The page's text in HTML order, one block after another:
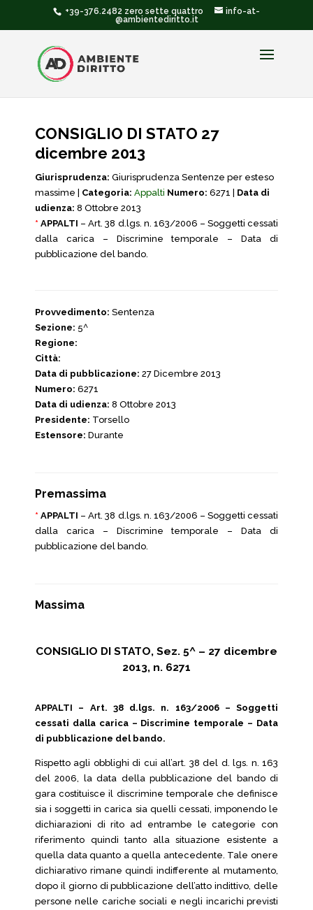
+39-376.2482 zero sette quattro
info-at-
@ambientediritto.it
CONSIGLIO DI STATO 27
dicembre 2013
Giurisprudenza: Giurisprudenza Sentenze per esteso
massime | Categoria: Appalti Numero: 6271 | Data di
udienza: 8 Ottobre 2013
*APPALTI – Art. 38 d.lgs. n. 163/2006 – Soggetti cessati
dalla carica – Discrimine temporale – Data di
pubblicazione del bando.
Provvedimento: Sentenza
Sezione: 5^
Regione:
Città:
Data di pubblicazione: 27 Dicembre 2013
Numero: 6271
Data di udienza: 8 Ottobre 2013
Presidente: Torsello
Estensore: Durante
Premassima
*APPALTI – Art. 38 d.lgs. n. 163/2006 – Soggetti cessati
dalla carica – Discrimine temporale – Data di
pubblicazione del bando.
Massima
CONSIGLIO DI STATO, Sez. 5^ – 27 dicembre
2013, n. 6271
APPALTI – Art. 38 d.lgs. n. 163/2006 – Soggetti
cessati dalla carica – Discrimine temporale – Data
di pubblicazione del bando.
Rispetto agli obblighi di cui all’art. 38 del d. lgs. n. 163
del 2006, la data della pubblicazione del bando di
gara costituisce il discrimine temporale che definisce
sia i soggetti in carica sia quelli cessati, imponendo le
dichiarazioni di rito ad entrambe le categorie con
riferimento quindi tanto alla situazione esistente a
quella data quanto a quella antecedente. Tale onere
dichiarativo rimane quindi indifferente al mutamento,
dopo il giorno di pubblicazione dell’atto indittivo, delle
persone nelle cariche sociali e negli incarichi previsti